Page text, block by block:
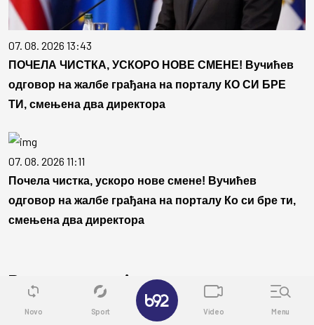
07. 08. 2026 13:43
ПОЧЕЛА ЧИСТКА, УСКОРО НОВЕ СМЕНЕ! Вучићев
одговор на жалбе грађана на порталу КО СИ БРЕ
ТИ, смењена два директора
07. 08. 2026 11:11
Почела чистка, ускоро нове смене! Вучићев
одговор на жалбе грађана на порталу Ко си бре ти,
смењена два директора
Povezane vesti
AKTUELNO
Novo Sport Video Menu
✕